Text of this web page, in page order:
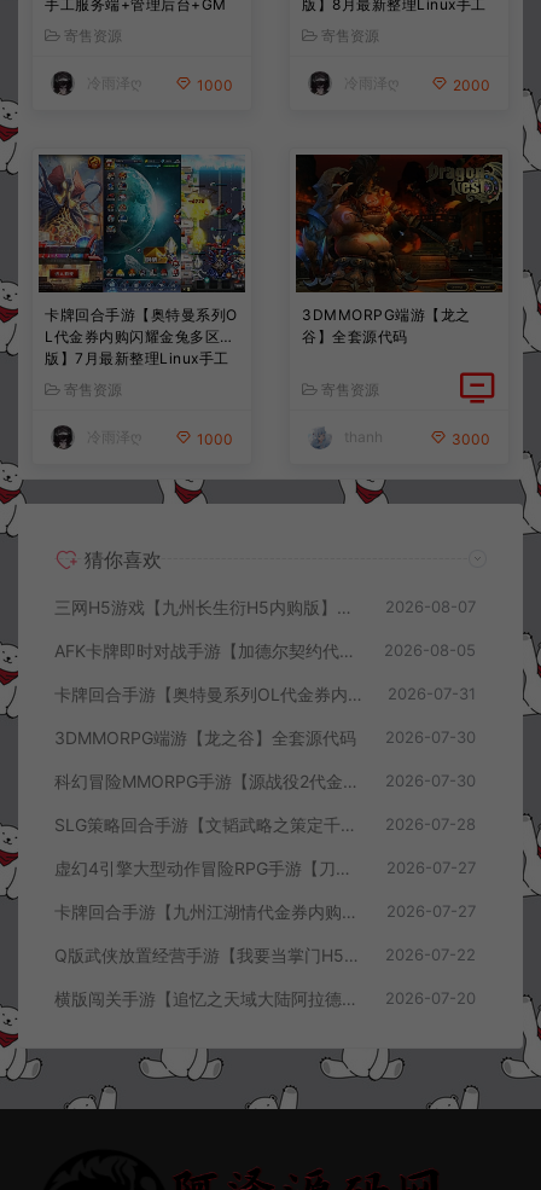
手工服务端+管理后台+GM
授权后台+简易安卓客户端
+详细搭建教程+视频教程
寄售资源
冷雨泽ღ 1000
版】8月最新整理Linux手工
服务端+前后端全套源码+CD
K授权后台+安卓苹果双端
+详细搭建教程+视频教程
寄售资源
冷雨泽ღ 2000
卡牌回合手游【奥特曼系列O
L代金券内购闪耀金兔多区
版】7月最新整理Linux手工
服务端+加解密工具+CDK授
权后台+安卓+详细搭建教程
+视频教程
寄售资源
冷雨泽ღ 1000
3DMMORPG端游【龙之
谷】全套源代码
寄售资源
thanh 3000
猜你喜欢
三网H5游戏【九州长生衍H5内购版】8月最新整理Linux手工服务端+管理后台+GM授权后台+简易安卓客户端+详细搭建教程+视频教程 2026-08-07
AFK卡牌即时对战手游【加德尔契约代金券内购修复版】8月最新整理Linux手工服务端+前后端全套源码+CDK授权后台+安卓苹果双端+详细搭建教程+视频教程 2026-08-05
卡牌回合手游【奥特曼系列OL代金券内购闪耀金兔多区版】7月最新整理Linux手工服务端+加解密工具+CDK授权后台+安卓+详细搭建教程+视频教程 2026-07-31
3DMMORPG端游【龙之谷】全套源代码 2026-07-30
科幻冒险MMORPG手游【源战役2代金券内购开区版】7月最新整理Linux手工服务端+配套源码+多功能管理后台+支付后台+CDK授权后台+安卓+详细搭建教程+视频教程 2026-07-30
SLG策略回合手游【文韬武略之策定千军代金券内购版】7月最新整理Linux手工服务端+前后端全套源码+管理后台+CDK授权后台+PC安卓+详细搭建教程+视频教程 2026-07-28
虚幻4引擎大型动作冒险RPG手游【刀锋战记2-邪恶回归】7月最新整理Linux手工服务端+全套前后端源码+管理后台+CDK授权后台+PC安卓苹果+详细搭建教程+视频教程 2026-07-27
卡牌回合手游【九州江湖情代金券内购版】7月最新整理Linux手工服务端+CDK授权后台+安卓苹果双端+详细搭建教程+视频教程 2026-07-27
Q版武侠放置经营手游【我要当掌门H5代金券内购版】7月最新整理Linux手工服务端+全套前后端源码+CDK授权后台+H5安卓苹果三端+详细搭建教程+视频教程 2026-07-22
横版闯关手游【追忆之天域大陆阿拉德[60帧]】7月最新整理Linux手工服务端+客户端源码+管理后台+GM授权后台+安卓苹果双端+详细搭建教程+视频教程 2026-07-20